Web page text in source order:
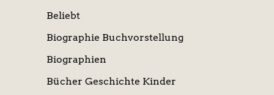
Beliebt
Biographie Buchvorstellung
Biographien
Bücher Geschichte Kinder